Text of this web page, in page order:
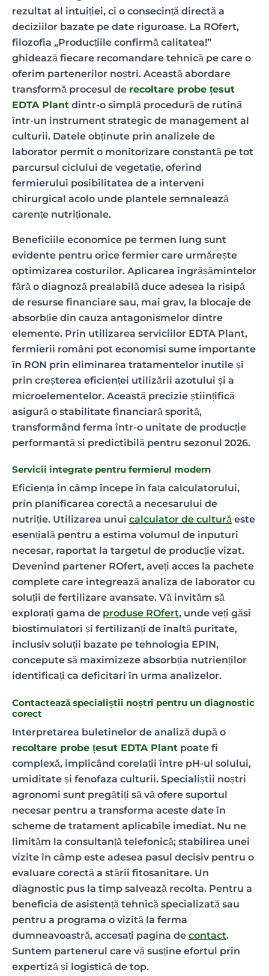
rezultat al intuiției, ci o consecință directă a
deciziilor bazate pe date riguroase. La ROfert,
filozofia „Producțiile confirmă calitatea!”
ghidează fiecare recomandare tehnică pe care o
oferim partenerilor noștri. Această abordare
transformă procesul de recoltare probe țesut
EDTA Plant dintr-o simplă procedură de rutină
într-un instrument strategic de management al
culturii. Datele obținute prin analizele de
laborator permit o monitorizare constantă pe tot
parcursul ciclului de vegetație, oferind
fermierului posibilitatea de a interveni
chirurgical acolo unde plantele semnalează
carențe nutriționale.
Beneficiile economice pe termen lung sunt
evidente pentru orice fermier care urmărește
optimizarea costurilor. Aplicarea îngrășămintelor
fără o diagnoză prealabilă duce adesea la risipă
de resurse financiare sau, mai grav, la blocaje de
absorbție din cauza antagonismelor dintre
elemente. Prin utilizarea serviciilor EDTA Plant,
fermierii români pot economisi sume importante
în RON prin eliminarea tratamentelor inutile și
prin creșterea eficienței utilizării azotului și a
microelementelor. Această precizie științifică
asigură o stabilitate financiară sporită,
transformând ferma într-o unitate de producție
performantă și predictibilă pentru sezonul 2026.
Servicii integrate pentru fermierul modern
Eficiența în câmp începe în fața calculatorului,
prin planificarea corectă a necesarului de
nutriție. Utilizarea unui calculator de cultură este
esențială pentru a estima volumul de inputuri
necesar, raportat la targetul de producție vizat.
Devenind partener ROfert, aveți acces la pachete
complete care integrează analiza de laborator cu
soluții de fertilizare avansate. Vă invităm să
explorați gama de produse ROfert, unde veți găsi
biostimulatori și fertilizanți de înaltă puritate,
inclusiv soluții bazate pe tehnologia EPIN,
concepute să maximizeze absorbția nutrienților
identificați ca deficitari în urma analizelor.
Contactează specialiștii noștri pentru un diagnostic
corect
Interpretarea buletinelor de analiză după o
recoltare probe țesut EDTA Plant poate fi
complexă, implicând corelații între pH-ul solului,
umiditate și fenofaza culturii. Specialiștii noștri
agronomi sunt pregătiți să vă ofere suportul
necesar pentru a transforma aceste date în
scheme de tratament aplicabile imediat. Nu ne
limităm la consultanță telefonică; stabilirea unei
vizite în câmp este adesea pasul decisiv pentru o
evaluare corectă a stării fitosanitare. Un
diagnostic pus la timp salvează recolta. Pentru a
beneficia de asistență tehnică specializată sau
pentru a programa o vizită la ferma
dumneavoastră, accesați pagina de contact.
Suntem partenerul care vă susține efortul prin
expertiză și logistică de top.